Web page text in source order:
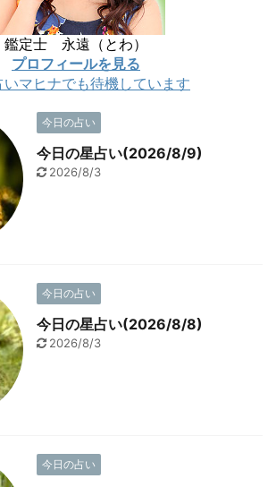
鑑定士 永遠（とわ）
プロフィールを見る
いマヒナでも待機しています
今日の占い
今日の星占い(2026/8/9)
2026/8/3
今日の占い
今日の星占い(2026/8/8)
2026/8/3
今日の占い